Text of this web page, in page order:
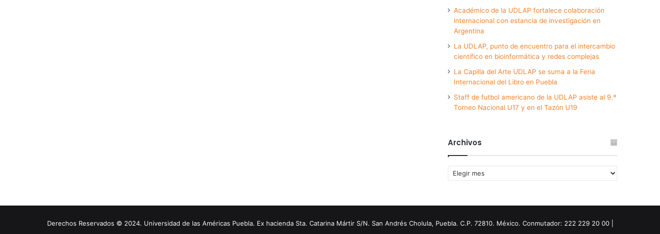
Académico de la UDLAP fortalece colaboración
internacional con estancia de investigación en
Argentina
La UDLAP, punto de encuentro para el intercambio
científico en bioinformática y redes complejas
La Capilla del Arte UDLAP se suma a la Feria
Internacional del Libro en Puebla
Staff de futbol americano de la UDLAP asiste al 9.º
Torneo Nacional U17 y en el Tazón U19
Archivos
Archivos
Derechos Reservados © 2024. Universidad de las Américas Puebla. Ex hacienda Sta. Catarina Mártir S/N. San Andrés Cholula, Puebla. C.P. 72810. México. Conmutador: 222 229 20 00 |